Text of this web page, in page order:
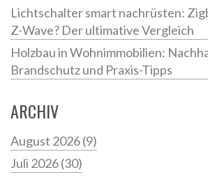
Lichtschalter smart nachrüsten:
Z-Wave? Der ultimative Vergleich
Holzbau in Wohnimmobilien:
Brandschutz und Praxis-Tipps
ARCHIV
August 2026(9)
Juli 2026(30)